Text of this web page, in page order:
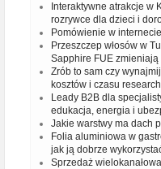
Interaktywne atrakcje w
rozrywce dla dzieci i
Pomówienie w
Przeszczep włosów w
Sapphire FUE zmieniają
Zrób to sam czy
kosztów i czasu
Leady B2B dla
edukacja, energia i
Jakie warstwy ma dach
Folia aluminiowa w
jak ją dobrze
Sprzedaż